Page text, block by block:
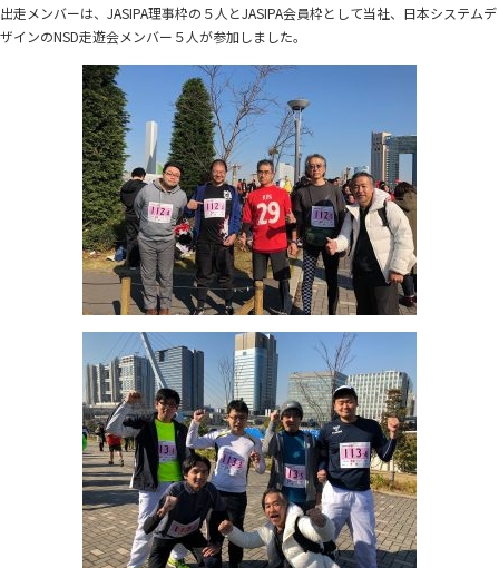
出走メンバーは、JASIPA理事枠の５人とJASIPA会員枠として当社、日本システムデ
ザインのNSD走遊会メンバー５人が参加しました。